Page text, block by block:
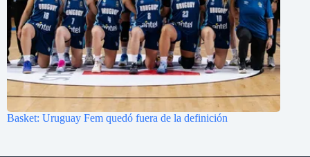
Basket: Uruguay Fem quedó fuera de la definición